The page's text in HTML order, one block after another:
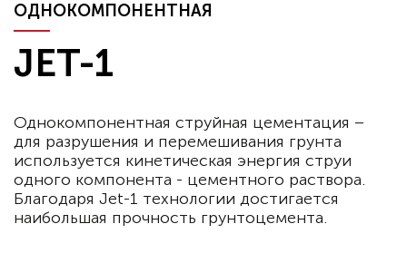
ОДНОКОМПОНЕНТНАЯ
JET-1
Однокомпонентная струйная цементация –
для разрушения и перемешивания грунта
используется кинетическая энергия струи
одного компонента - цементного раствора.
Благодаря Jet-1 технологии достигается
наибольшая прочность грунтоцемента.
Подписаться